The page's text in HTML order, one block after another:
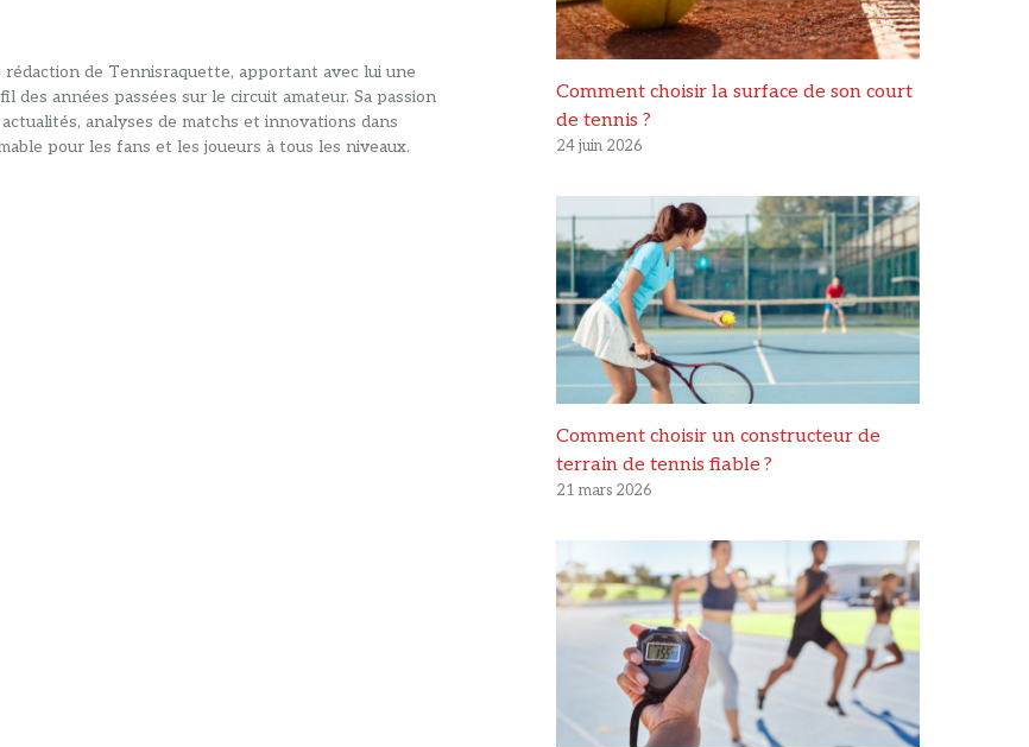
de Tennisraquette, apportant avec lui une
années passées sur le circuit amateur. Sa passion
analyses de matchs et innovations dans
pour les fans et les joueurs à tous les niveaux.
Comment choisir la surface de son court
de tennis ?
24 juin 2026
Comment choisir un constructeur de
terrain de tennis fiable ?
21 mars 2026